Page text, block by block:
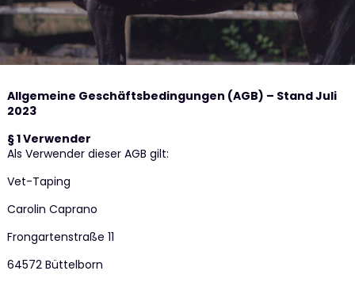
Allgemeine Geschäftsbedingungen (AGB) – Stand Juli
2023
§ 1 Verwender
Als Verwender dieser AGB gilt:
Vet-Taping
Carolin Caprano
Frongartenstraße 11
64572 Büttelborn